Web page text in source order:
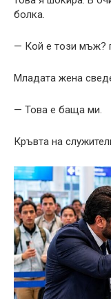
болка.
— Кой е този мъж?
Младата жена
— Това е баща ми.
Кръвта на